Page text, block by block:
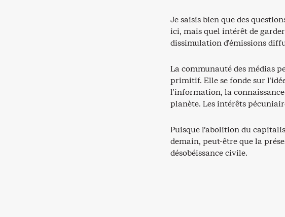
Je saisis bien que des
ici, mais quel intérêt de
dissimulation d’émissions
La communauté des médias
primitif. Elle se fonde sur
l’information, la
planète. Les intérêts
Puisque l’abolition du
demain, peut-être que la
désobéissance civile.